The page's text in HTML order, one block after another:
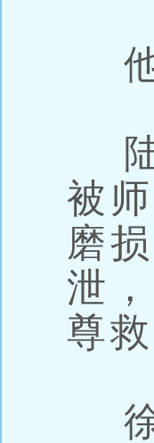
他
陆
被
磨
泄
尊
徐